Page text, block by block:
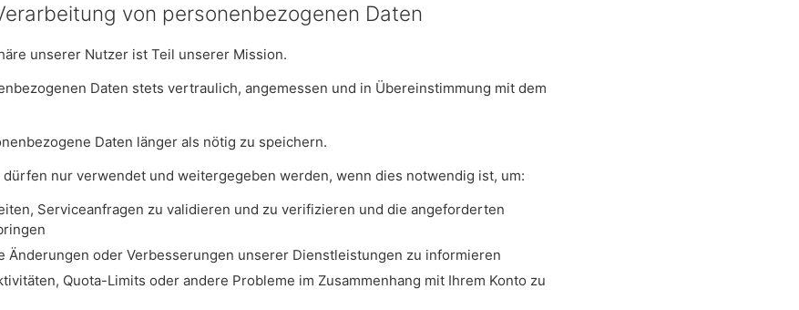
von personenbezogenen Daten
unserer Nutzer ist Teil unserer Mission.
Daten stets vertraulich, angemessen und in Übereinstimmung mit dem
Daten länger als nötig zu speichern.
nur verwendet und weitergegeben werden, wenn dies notwendig ist, um:
Serviceanfragen zu validieren und zu verifizieren und die angeforderten
Änderungen oder Verbesserungen unserer Dienstleistungen zu informieren
Quota-Limits oder andere Probleme im Zusammenhang mit Ihrem Konto zu